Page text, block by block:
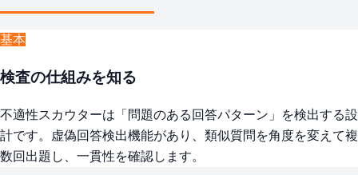
基本
検査の仕組みを知る
不適性スカウターは「問題のある回答パターン」を検出する設
計です。虚偽回答検出機能があり、類似質問を角度を変えて複
数回出題し、一貫性を確認します。